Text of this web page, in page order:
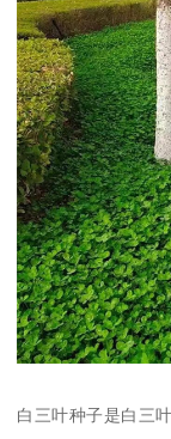
白三叶种子是白三